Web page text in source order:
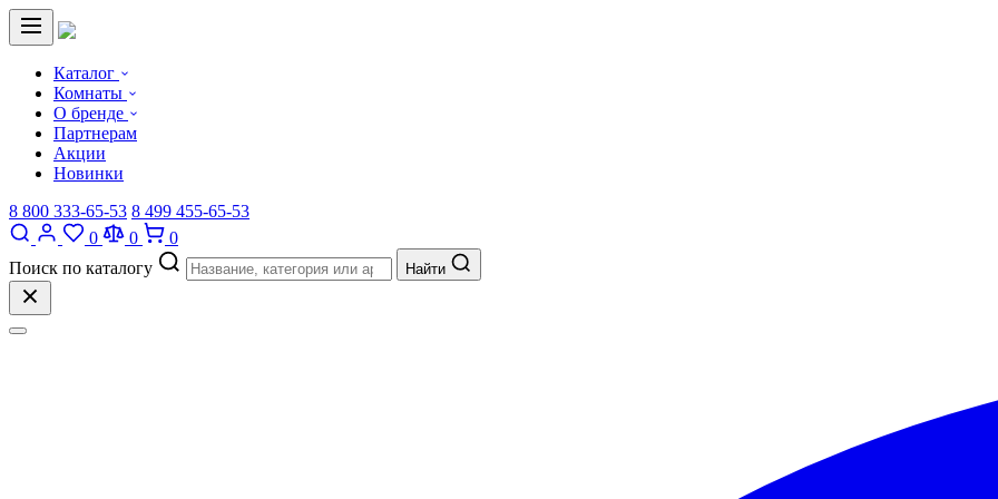
Каталог
Комнаты
О бренде
Партнерам
Акции
Новинки
8 800 333-65-53 8 499 455-65-53
0
0
0
Поиск по каталогу
Найти